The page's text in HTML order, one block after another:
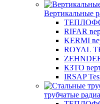
Вертикальные
RIFAR
KERMI
ROYAL
КЗТО
IRSAP
трубчатые